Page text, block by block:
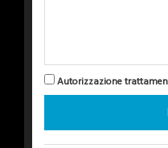
Autorizzazione